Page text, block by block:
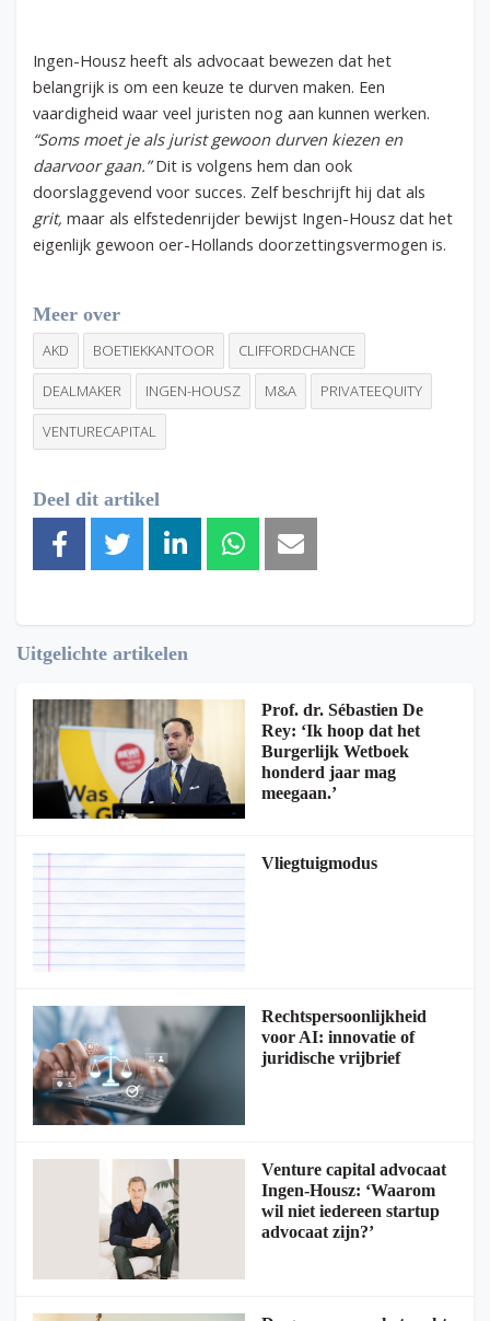
Ingen-Housz heeft als advocaat bewezen dat het
belangrijk is om een keuze te durven maken. Een
vaardigheid waar veel juristen nog aan kunnen werken.
“Soms moet je als jurist gewoon durven kiezen en
daarvoor gaan.”Dit is volgens hem dan ook
doorslaggevend voor succes. Zelf beschrijft hij dat als
grit, maar als elfstedenrijder bewijst Ingen-Housz dat het
eigenlijk gewoon oer-Hollands doorzettingsvermogen is.
Meer over
AKD BOETIEKKANTOOR CLIFFORDCHANCE
DEALMAKER INGEN-HOUSZ M&A PRIVATEEQUITY
VENTURECAPITAL
Deel dit artikel
Uitgelichte artikelen
Prof. dr. Sébastien De
Rey: ‘Ik hoop dat het
Burgerlijk Wetboek
honderd jaar mag
meegaan.’
Vliegtuigmodus
Rechtspersoonlijkheid
voor AI: innovatie of
juridische vrijbrief
Venture capital advocaat
Ingen-Housz: ‘Waarom
wil niet iedereen startup
advocaat zijn?’